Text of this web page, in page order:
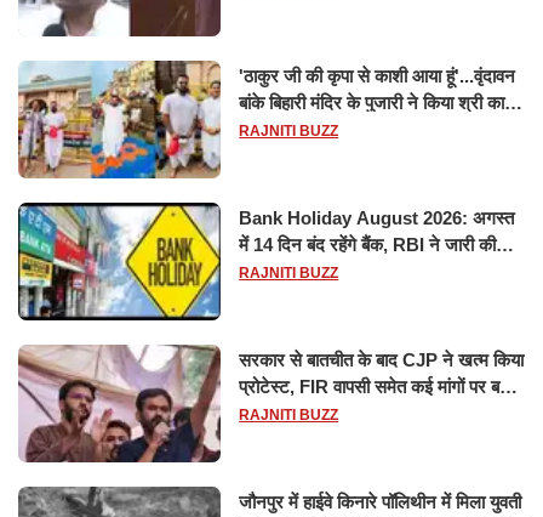
'ठाकुर जी की कृपा से काशी आया हूं'...वृंदावन
बांके बिहारी मंदिर के पुजारी ने किया श्री काशी
विश्वनाथ का जलाभिषेक
RAJNITI BUZZ
Bank Holiday August 2026: अगस्त
में 14 दिन बंद रहेंगे बैंक, RBI ने जारी की
छुट्टियों की लिस्ट​​​​​​​
RAJNITI BUZZ
सरकार से बातचीत के बाद CJP ने खत्म किया
प्रोटेस्ट, FIR वापसी समेत कई मांगों पर बनी
सहमति
RAJNITI BUZZ
जौनपुर में हाईवे किनारे पॉलिथीन में मिला युवती